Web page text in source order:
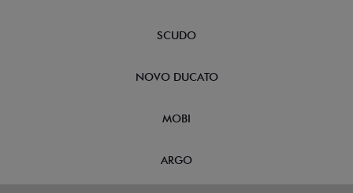
SCUDO
NOVO DUCATO
MOBI
ARGO